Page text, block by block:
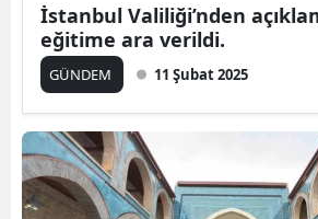
İstanbul Valiliği’nden
eğitime ara verildi.
GÜNDEM 11 Şubat 2025